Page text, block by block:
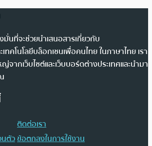
นที่จะช่วยนำเสนอสารเกี่ยวกับ
ทคโนโลยีบล็อกเชนเพื่อคนไทย ในภาษาไทย เรา
ากเว็บไซต์และเว็บบอร์ดต่างประเทศและนำมา
ติดต่อเรา
นตัวข้อตกลงในการใช้งาน